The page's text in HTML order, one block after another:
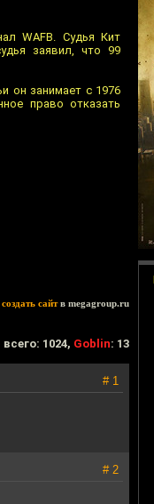
WAFB. Судья Кит
заявил, что 99
он занимает с 1976
право отказать
создать сайтв megagroup.ru
всего: 1024, Goblin: 13
# 1
# 2